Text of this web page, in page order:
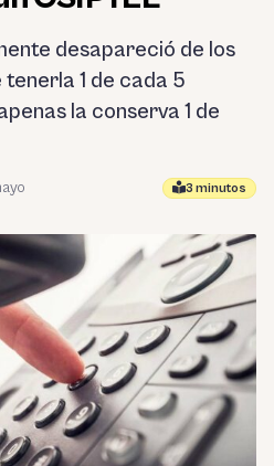
desapareció de los
1 de cada 5
la conserva 1 de
3 minutos